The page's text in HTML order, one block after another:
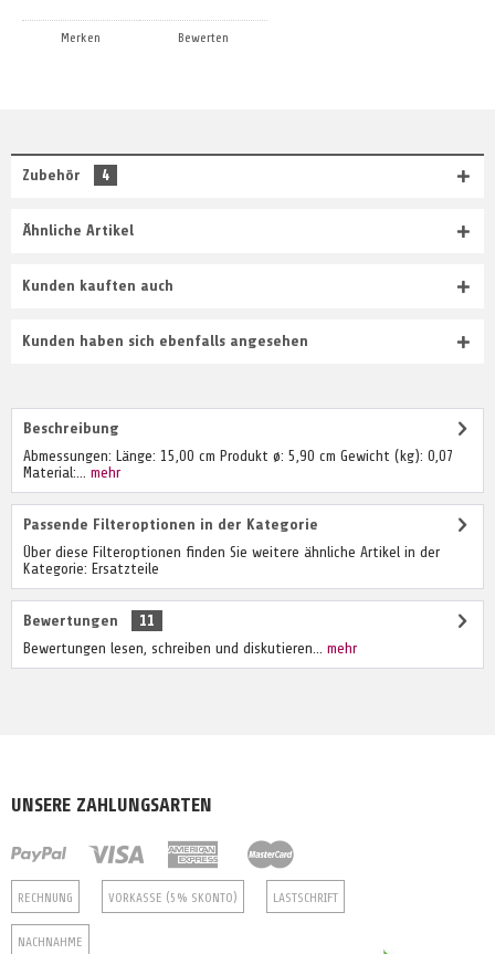
Merken Bewerten
Zubehör 4
Ähnliche Artikel
Kunden kauften auch
Kunden haben sich ebenfalls angesehen
Beschreibung
Abmessungen: Länge: 15,00 cm Produkt ø: 5,90 cm Gewicht (kg): 0,07
Material:... mehr
Passende Filteroptionen in der Kategorie
Über diese Filteroptionen finden Sie weitere ähnliche Artikel in der
Kategorie: Ersatzteile
Bewertungen
11
Bewertungen lesen, schreiben und diskutieren... mehr
UNSERE ZAHLUNGSARTEN
RECHNUNG VORKASSE (5% SKONTO) LASTSCHRIFT
NACHNAHME